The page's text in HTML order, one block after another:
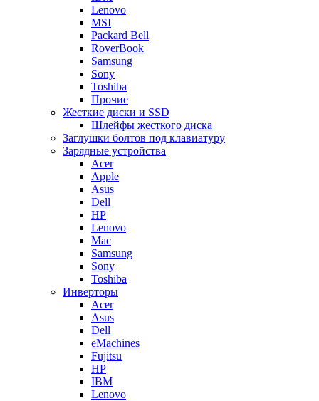
Lenovo
MSI
Packard Bell
RoverBook
Samsung
Sony
Toshiba
Прочие
Жесткие диски и SSD
Шлейфы жесткого диска
Заглушки болтов под клавиатуру
Зарядные устройства
Acer
Apple
Asus
Dell
HP
Lenovo
Mac
Samsung
Sony
Toshiba
Инверторы
Acer
Asus
Dell
eMachines
Fujitsu
HP
IBM
Lenovo